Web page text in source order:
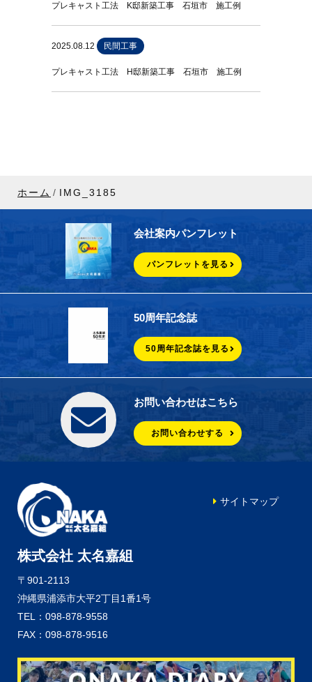
プレキャスト工法 K邸新築工事 石垣市 施工例
2025.08.12 民間工事
プレキャスト工法 H邸新築工事 石垣市 施工例
ホーム IMG_3185
会社案内パンフレット
パンフレットを見る
50周年記念誌
50周年記念誌を見る
お問い合わせはこちら
お問い合わせする
株式会社 太名嘉組
〒901-2113
沖縄県浦添市大平2丁目1番1号
TEL：098-878-9558
FAX：098-878-9516
サイトマップ